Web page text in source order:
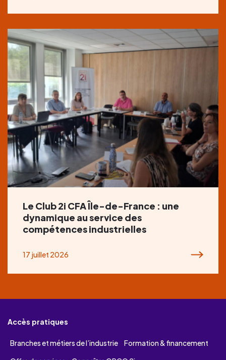
Le Club 2i CFA Île-de-France : une
dynamique au service des
compétences industrielles
17 juillet 2026
Accès pratiques
Branches et métiers de l’industrie
Formation & financement